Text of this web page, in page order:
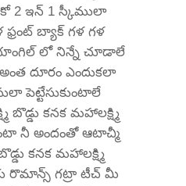
2 ఇన్ 1 స్కీములా
ఫ్రంట్ బ్యాక్ గళ గళ
లో నిన్నే చూడాలే
దూరం ఎందుకలా
పెట్టేసుకుంటాలే
బొడ్డు కనక మహాలక్ష్మి
నీ అందంతో ఆటాచ్మీ
కనక మహాలక్ష్మి
రొమాన్స్ గట్రా టీచ్ మీ